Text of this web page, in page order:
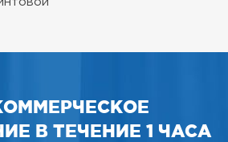
В ТЕЧЕНИЕ 1 ЧАСА